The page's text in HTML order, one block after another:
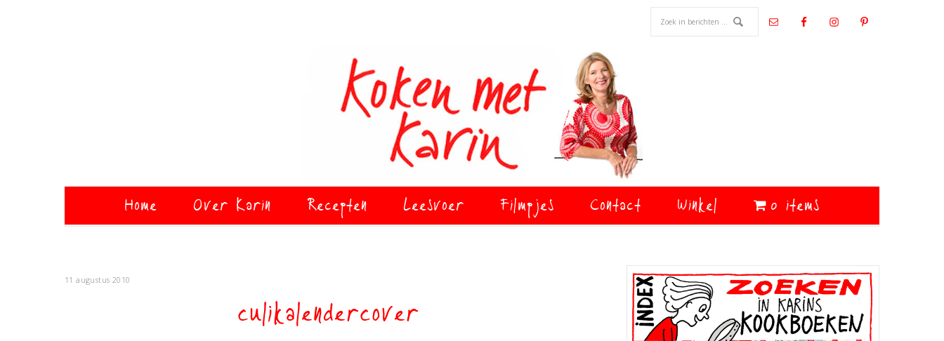
Home Over Karin Recepten Leesvoer Filmpjes Contact Winkel 0 items
11 augustus 2010
culikalendercover
Primaire
Sidebar